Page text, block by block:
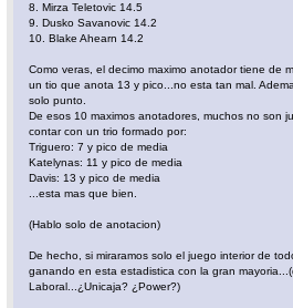
8. Mirza Teletovic 14.5
9. Dusko Savanovic 14.2
10. Blake Ahearn 14.2
Como veras, el decimo maximo anotador tiene de
un tio que anota 13 y pico...no esta tan mal.
solo punto.
De esos 10 maximos anotadores, muchos no son
contar con un trio formado por:
Triguero: 7 y pico de media
Katelynas: 11 y pico de media
Davis: 13 y pico de media
...esta mas que bien.
(Hablo solo de anotacion)
De hecho, si miraramos solo el juego interior de
ganando en esta estadistica con la gran
Laboral...¿Unicaja? ¿Power?)